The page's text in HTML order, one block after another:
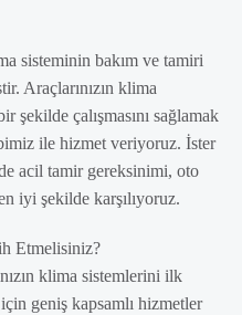
sisteminin bakım ve tamiri
Araçlarınızın klima
çalışmasını sağlamak
ile hizmet veriyoruz. İster
acil tamir gereksinimi, oto
iyi şekilde karşılıyoruz.
Etmelisiniz?
klima sistemlerini ilk
geniş kapsamlı hizmetler